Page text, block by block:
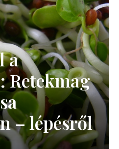
a
Retekmag
– lépésről